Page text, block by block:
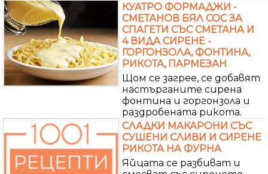
КУАТРО ФОРМАДЖИ -
СМЕТАНОВ БЯЛ СОС ЗА
СПАГЕТИ СЪС СМЕТАНА И
4 ВИДА СИРЕНЕ -
ГОРГОНЗОЛА, ФОНТИНА,
РИКОТА, ПАРМЕЗАН
Щом се загрее, се добавят
настърганите сирена
фонтина и горгонзола и
раздробената рикота.
СЛАДКИ МАКАРОНИ СЪС
СУШЕНИ СЛИВИ И СИРЕНЕ
РИКОТА НА ФУРНА
Яйцата се разбиват и